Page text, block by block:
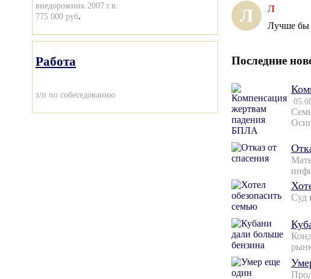
внедорожник 2007 г.в.
775 000 руб.
Работа
з/п по собеседованию
Л Л
Лучше бы
Последние
Суд